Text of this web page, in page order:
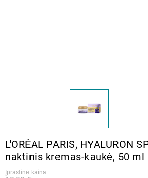
L′ORÉAL PARIS, HYALURON
naktinis kremas-kaukė, 50 ml
Įprastinė kaina